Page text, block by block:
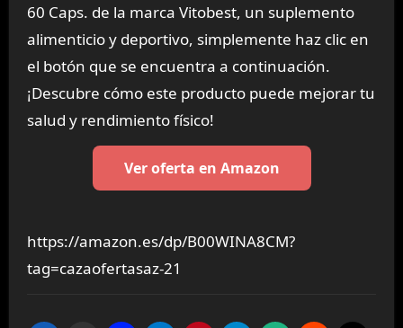
60 Caps. de la marca Vitobest, un suplemento
alimenticio y deportivo, simplemente haz clic en
el botón que se encuentra a continuación.
¡Descubre cómo este producto puede mejorar tu
salud y rendimiento físico!
Ver oferta en Amazon
https://amazon.es/dp/B00WINA8CM?
tag=cazaofertasaz-21